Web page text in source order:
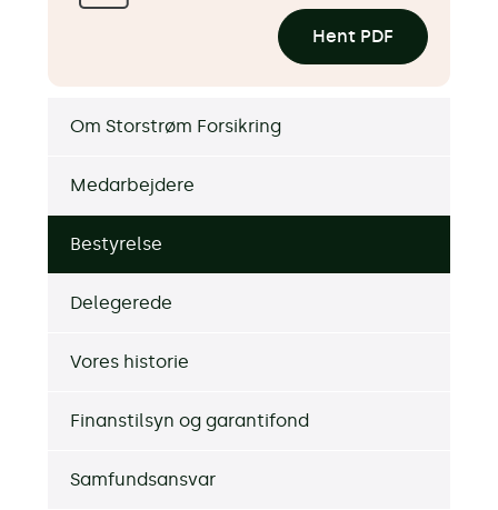
Hent PDF
Om Storstrøm Forsikring
Medarbejdere
Bestyrelse
Delegerede
Vores historie
Finanstilsyn og garantifond
Samfundsansvar